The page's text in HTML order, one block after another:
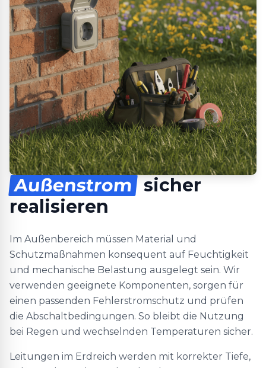
Außenstrom sicher
realisieren
Im Außenbereich müssen Material und
Schutzmaßnahmen konsequent auf Feuchtigkeit
und mechanische Belastung ausgelegt sein. Wir
verwenden geeignete Komponenten, sorgen für
einen passenden Fehlerstromschutz und prüfen
die Abschaltbedingungen. So bleibt die Nutzung
bei Regen und wechselnden Temperaturen sicher.
Leitungen im Erdreich werden mit korrekter Tiefe,